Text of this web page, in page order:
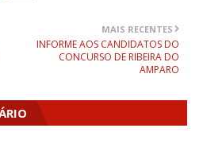
MAIS RECENTES
INFORME AOS CANDIDATOS DO
CONCURSO DE RIBEIRA DO
AMPARO